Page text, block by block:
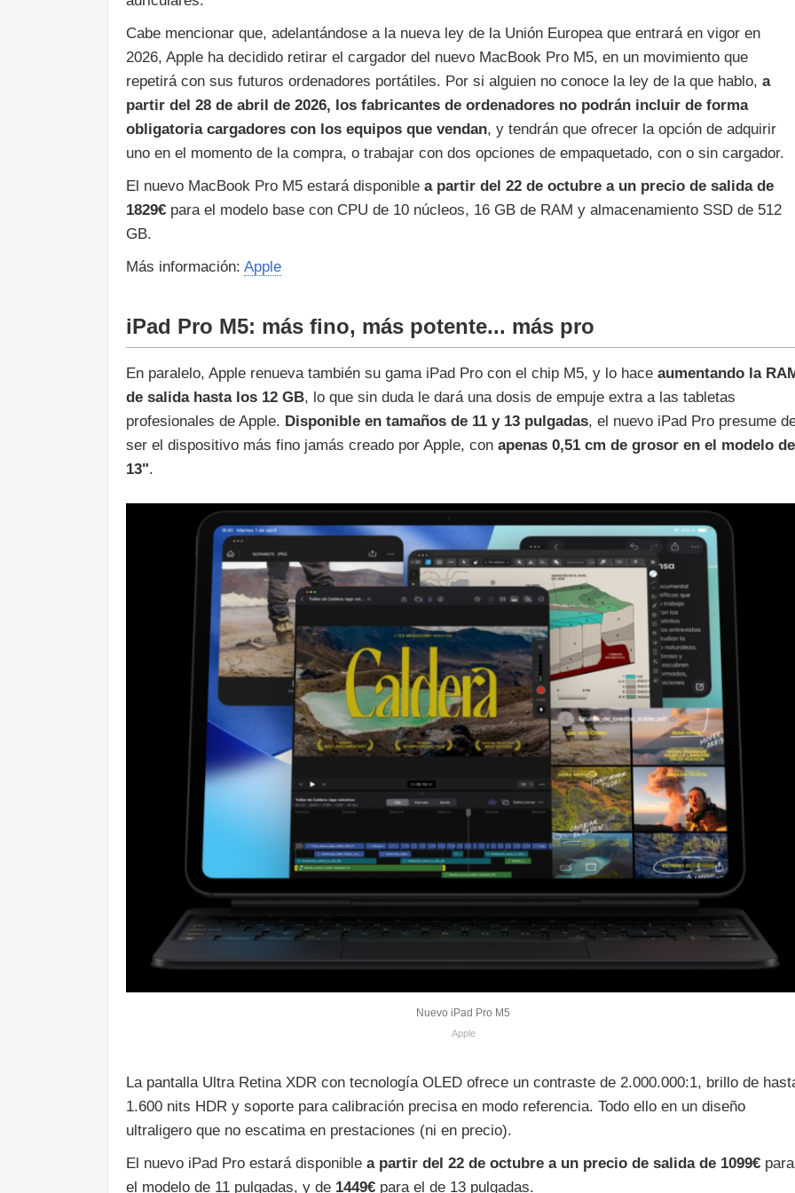
Cabe mencionar que, adelantándose a la nueva ley de la Unión Europea que entrará en vigor en
2026, Apple ha decidido retirar el cargador del nuevo MacBook Pro M5, en un movimiento que
repetirá con sus futuros ordenadores portátiles. Por si alguien no conoce la ley de la que hablo, a
partir del 28 de abril de 2026, los fabricantes de ordenadores no podrán incluir de forma
obligatoria cargadores con los equipos que vendan, y tendrán que ofrecer la opción de adquirir
uno en el momento de la compra, o trabajar con dos opciones de empaquetado, con o sin cargador.
El nuevo MacBook Pro M5 estará disponible a partir del 22 de octubre a un precio de salida de
1829€ para el modelo base con CPU de 10 núcleos, 16 GB de RAM y almacenamiento SSD de 512
GB.
Más información: Apple
iPad Pro M5: más fino, más potente... más pro
En paralelo, Apple renueva también su gama iPad Pro con el chip M5, y lo hace aumentando la
de salida hasta los 12 GB, lo que sin duda le dará una dosis de empuje extra a las tabletas
profesionales de Apple. Disponible en tamaños de 11 y 13 pulgadas, el nuevo iPad Pro presume
ser el dispositivo más fino jamás creado por Apple, con apenas 0,51 cm de grosor en el modelo de
13".
Nuevo iPad Pro M5
Apple
La pantalla Ultra Retina XDR con tecnología OLED ofrece un contraste de 2.000.000:1, brillo de
1.600 nits HDR y soporte para calibración precisa en modo referencia. Todo ello en un diseño
ultraligero que no escatima en prestaciones (ni en precio).
El nuevo iPad Pro estará disponible a partir del 22 de octubre a un precio de salida de 1099€ para
el modelo de 11 pulgadas, y de 1449€ para el de 13 pulgadas.